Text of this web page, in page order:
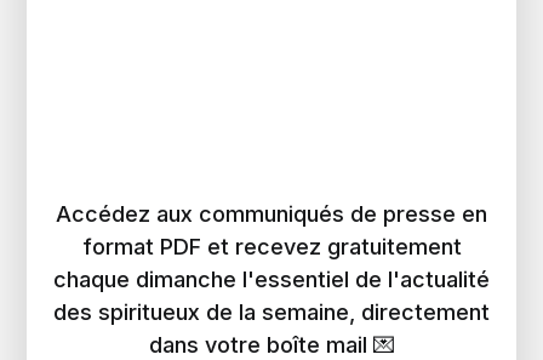
Accédez aux communiqués de presse en
format PDF et recevez gratuitement
chaque dimanche l'essentiel de l'actualité
des spiritueux de la semaine, directement
dans votre boîte mail 💌